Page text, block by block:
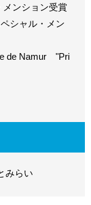
メンション受賞
シャル・メン
de Namur "Pri
みらい